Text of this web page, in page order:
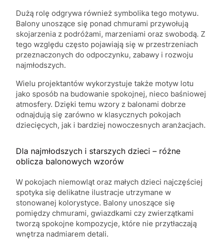
Dużą rolę odgrywa również symbolika tego motywu.
Balony unoszące się ponad chmurami przywołują
skojarzenia z podróżami, marzeniami oraz swobodą. Z
tego względu często pojawiają się w przestrzeniach
przeznaczonych do odpoczynku, zabawy i rozwoju
najmłodszych.
Wielu projektantów wykorzystuje także motyw lotu
jako sposób na budowanie spokojnej, nieco baśniowej
atmosfery. Dzięki temu wzory z balonami dobrze
odnajdują się zarówno w klasycznych pokojach
dziecięcych, jak i bardziej nowoczesnych aranżacjach.
Dla najmłodszych i starszych dzieci – różne
oblicza balonowych wzorów
W pokojach niemowląt oraz małych dzieci najczęściej
spotyka się delikatne ilustracje utrzymane w
stonowanej kolorystyce. Balony unoszące się
pomiędzy chmurami, gwiazdkami czy zwierzątkami
tworzą spokojne kompozycje, które nie przytłaczają
wnętrza nadmiarem detali.